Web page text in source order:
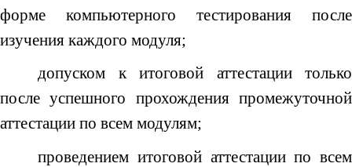
форме компьютерного тестирования после
изучения каждого модуля;
допуском к итоговой аттестации только
после успешного прохождения промежуточной
аттестации по всем модулям;
проведением итоговой аттестации по всем